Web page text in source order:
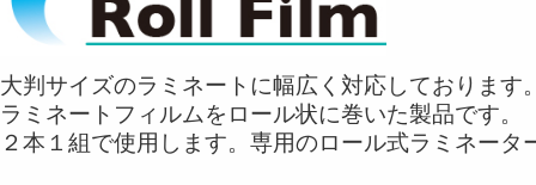
大判サイズのラミネートに幅広く対応しております
ラミネートフィルムをロール状に巻いた製品です。
２本１組で使用します。専用のロール式ラミネータ